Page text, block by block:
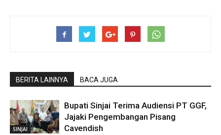
BERITA LAINNYA BACA JUGA
SINJAI
Bupati Sinjai Terima Audiensi PT GGF,
Jajaki Pengembangan Pisang
Cavendish